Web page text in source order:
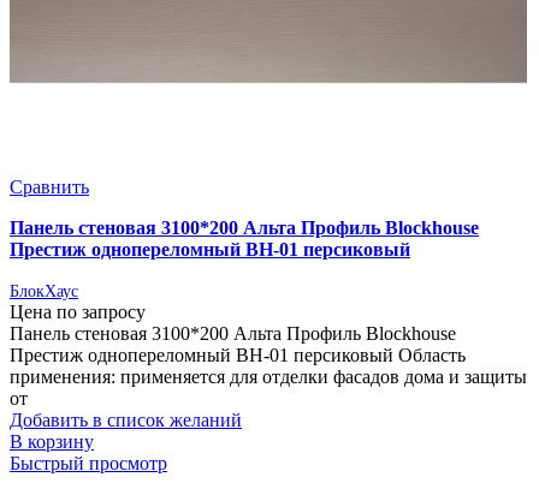
Сравнить
Панель стеновая 3100*200 Альта Профиль Blockhouse
Престиж однопереломный BH-01 персиковый
БлокХаус
Цена по запросу
Панель стеновая 3100*200 Альта Профиль Blockhouse
Престиж однопереломный BH-01 персиковый Область
применения: применяется для отделки фасадов дома и защиты
от
Добавить в список желаний
В корзину
Быстрый просмотр